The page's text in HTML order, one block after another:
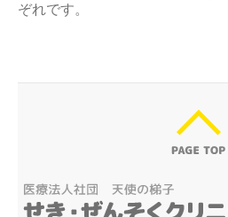
ぞれです。